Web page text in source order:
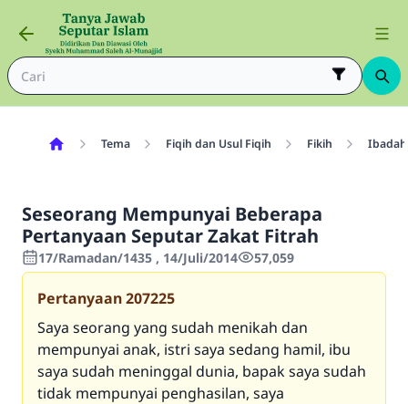
Tema Fiqih dan Usul Fiqih Fikih
Seseorang Mempunyai Beberapa
Pertanyaan Seputar Zakat Fitrah
17/Ramadan/1435 , 14/Juli/2014 57,059
Pertanyaan207225
Saya seorang yang sudah menikah dan
mempunyai anak, istri saya sedang hamil, ibu
saya sudah meninggal dunia, bapak saya sudah
tidak mempunyai penghasilan, saya